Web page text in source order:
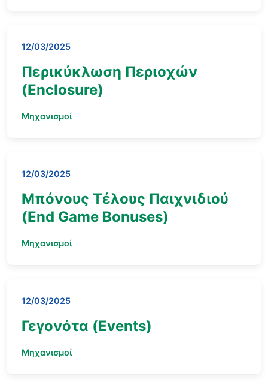
12/03/2025
Περικύκλωση Περιοχών
(Enclosure)
Μηχανισμοί
12/03/2025
Μπόνους Τέλους Παιχνιδιού
(End Game Bonuses)
Μηχανισμοί
12/03/2025
Γεγονότα (Events)
Μηχανισμοί